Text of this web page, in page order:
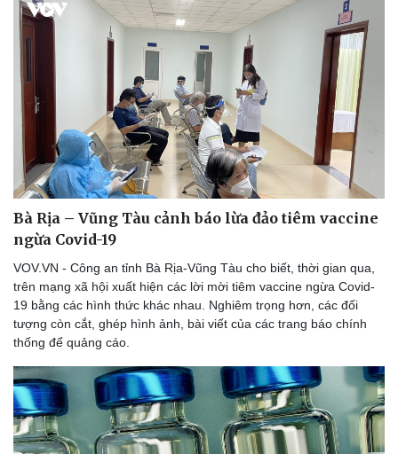
Thể thao
Bóng đá
Lịch thi đấu bóng đá
Ô tô - Xe máy
Ô tô
Xe máy
Bà Rịa – Vũng Tàu cảnh báo lừa đảo tiêm vaccine
ngừa Covid-19
VOV.VN - Công an tỉnh Bà Rịa-Vũng Tàu cho biết, thời gian qua,
trên mạng xã hội xuất hiện các lời mời tiêm vaccine ngừa Covid-
19 bằng các hình thức khác nhau. Nghiêm trọng hơn, các đối
tượng còn cắt, ghép hình ảnh, bài viết của các trang báo chính
thống để quảng cáo.